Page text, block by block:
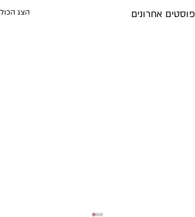
פוסטים אחרונים הצג הכול